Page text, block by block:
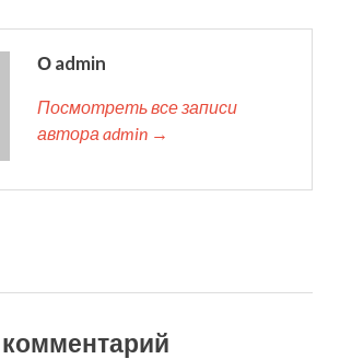
О admin
Посмотреть все записи
автора admin →